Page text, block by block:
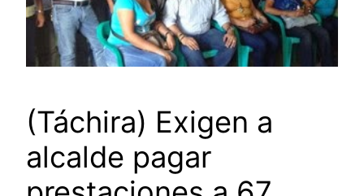
(Táchira) Exigen a
alcalde pagar